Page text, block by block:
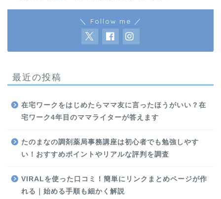
＼ Follow me ／
最近の投稿
在宅ワークをはじめたらママ友に言ったほうがいい？在
宅ワーク4年目のママライターが答えます
たのまなの調剤薬局事務講座は初心者でも勉強しやす
い！おすすめポイントやリアルな評判を調査
VIRALを使った口コミ！簡単にリンクまとめページが作
れる｜始める手順も細かく解説